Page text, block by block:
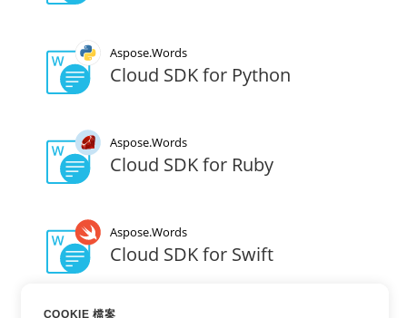
Aspose.Words
Cloud SDK for Python
Aspose.Words
Cloud SDK for Ruby
Aspose.Words
Cloud SDK for Swift
COOKIE 檔案